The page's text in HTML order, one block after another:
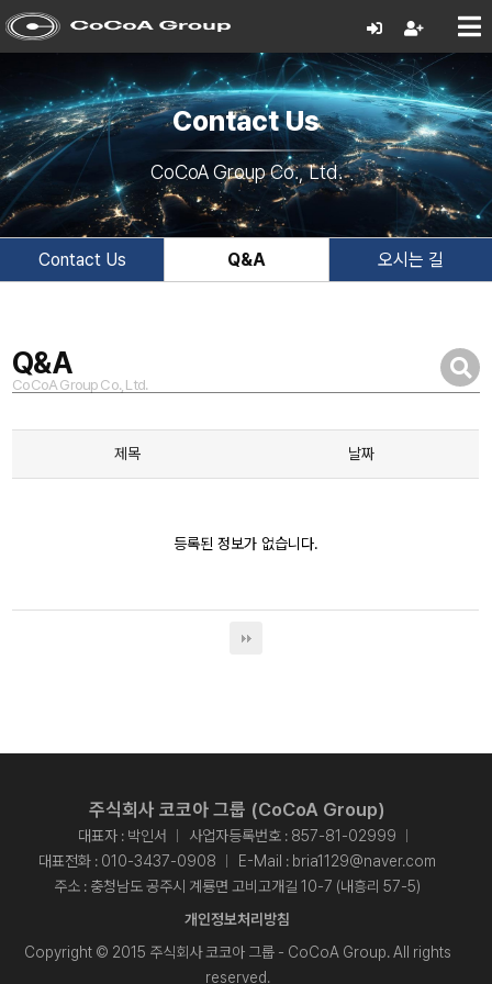
Contact Us
CoCoA Group Co., Ltd.
Contact Us Q&A 오시는 길
Q&A
CoCoA Group Co., Ltd.
제목 날짜
등록된 정보가 없습니다.
주식회사 코코아 그룹 (CoCoA Group)
대표자 : 박인서
사업자등록번호 : 857-81-02999
대표전화 : 010-3437-0908 E-Mail : bria1129@naver.com
주소 : 충청남도 공주시 계룡면 고비고개길 10-7 (내흥리 57-5)
개인정보처리방침
Copyright © 2015 주식회사 코코아 그룹 - CoCoA Group. All rights
reserved.